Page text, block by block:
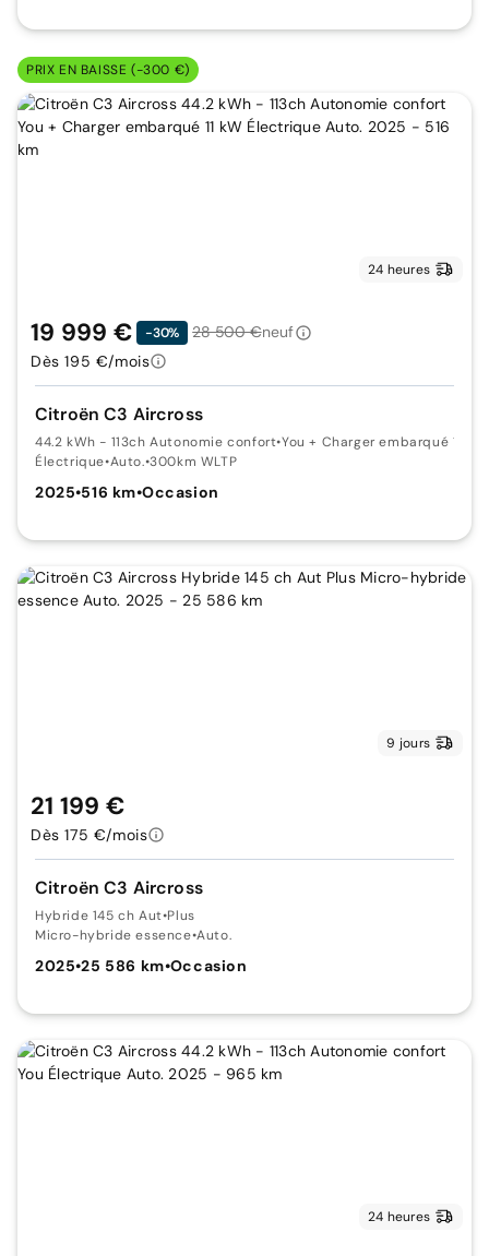
PRIX EN BAISSE (-300 €)
24 heures
Citroën C3 Aircross
44.2 kWh - 113ch Autonomie confort•You + Charger embarqué 11 kW
Électrique•Auto.•300km WLTP
2025•516 km•Occasion
19 999 € -30% 28 500 €neuf
Dès 195 €/mois
9 jours
Citroën C3 Aircross
Hybride 145 ch Aut•Plus
Micro-hybride essence•Auto.
2025•25 586 km•Occasion
21 199 €
Dès 175 €/mois
24 heures